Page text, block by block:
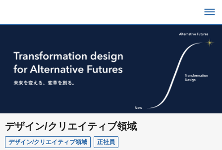
デザイン/クリエイティブ領域
デザイン/クリエイティブ領域 正社員